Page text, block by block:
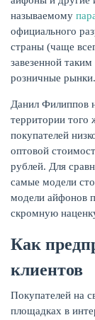
называемому
официального
страны (чаще
завезенной
розничные рынки.
Данил Филиппов
территории того
покупателей
оптовой
рублей. Для
самые модели
модели айфонов
скромную
Как
клиентов
Покупателей на
площадках в